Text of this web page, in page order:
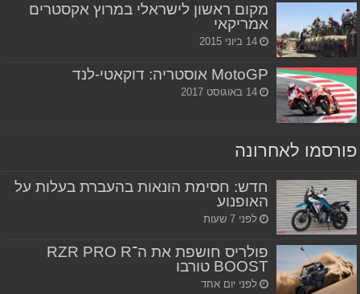
מקום ראשון לישראלי במרוץ אקסטרים
אמריקאי
14 ביוני 2015
MotoGP אוסטריה: דוקאטי-לנד
14 באוגוסט 2017
פורסמו לאחרונה
חדש: חסימת הונאות בהעברת בעלות על
האופנוע
לפני 7 שעות
פולריס חושפת את ה־RZR PRO R
BOOST טורבו
לפני יום אחד